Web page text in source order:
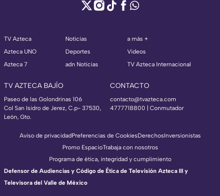
TV Azteca
Azteca UNO
Azteca 7
Noticias
Deportes
adn Noticias
a más +
Videos
TV Azteca Internacional
TV AZTECA BAJÍO
Paseo de las Golondrinas 106
Col San Isidro de Jerez, C.p- 37530,
León, Gto.
CONTACTO
contacto@tvazteca.com
4777718800 | Conmutador
Aviso de privacidadPreferencias de CookiesDerechosInversionistas
Promo EspacioTrabaja con nosotros
Programa de ética, integridad y cumplimiento
Defensor de Audiencias y Código de Ética de Televisión Azteca III y
Televisora del Valle de México